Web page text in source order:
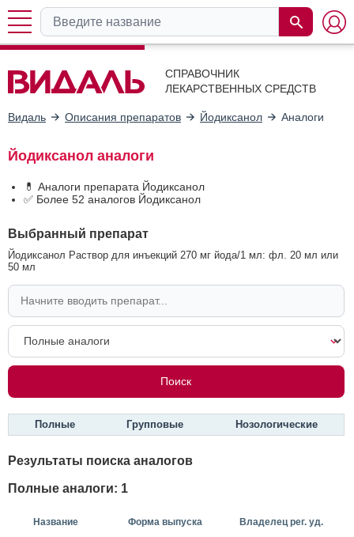
СПРАВОЧНИК
ЛЕКАРСТВЕННЫХ СРЕДСТВ
Видаль Описания препаратов Йодиксанол Аналоги
Йодиксанол аналоги
💊 Аналоги препарата Йодиксанол
✅ Более 52 аналогов Йодиксанол
Выбранный препарат
Йодиксанол Раствор для инъекций 270 мг йода/1 мл: фл. 20 мл или
50 мл
Полные Групповые Нозологические
Результаты поиска аналогов
Полные аналоги: 1
Название Форма выпуска Владелец рег. уд.